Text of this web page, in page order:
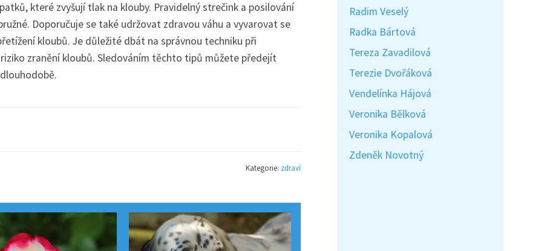
které zvyšují tlak na klouby. Pravidelný strečink a posilování
Doporučuje se také udržovat zdravou váhu a vyvarovat se
kloubů. Je důležité dbát na správnou techniku při
zranění kloubů. Sledováním těchto tipů můžete předejít
Kategorie: zdraví
Radim Veselý
Radka Bártová
Tereza Zavadilová
Terezie Dvořáková
Vendelínka Hájová
Veronika Bělková
Veronika Kopalová
Zdeněk Novotný